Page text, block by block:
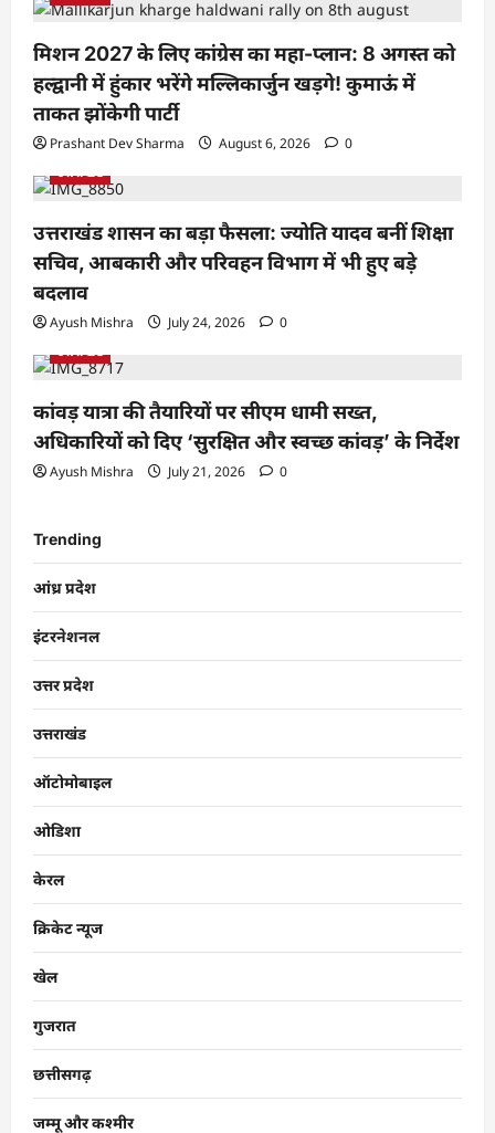
मिशन 2027 के लिए कांग्रेस का महा-प्लान: 8 अगस्त को
हल्द्वानी में हुंकार भरेंगे मल्लिकार्जुन खड़गे! कुमाऊं में
ताकत झोंकेगी पार्टी
Prashant Dev Sharma August 6, 2026
0
उत्तराखंड
उत्तराखंड शासन का बड़ा फैसला: ज्योति यादव बनीं शिक्षा
सचिव, आबकारी और परिवहन विभाग में भी हुए बड़े
बदलाव
Ayush Mishra July 24, 2026
0
उत्तराखंड
कांवड़ यात्रा की तैयारियों पर सीएम धामी सख्त,
अधिकारियों को दिए ‘सुरक्षित और स्वच्छ कांवड़’ के निर्देश
Ayush Mishra July 21, 2026 0
Trending
आंध्र प्रदेश
इंटरनेशनल
उत्तर प्रदेश
उत्तराखंड
ऑटोमोबाइल
ओडिशा
केरल
क्रिकेट न्यूज
खेल
गुजरात
छत्तीसगढ़
जम्मू और कश्मीर